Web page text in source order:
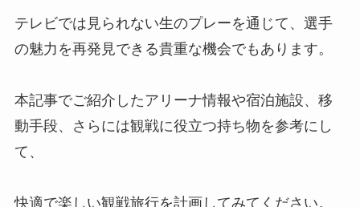
沖縄サントリーアリーナアクセス情報ま
剣な姿を間近で感じられる特別な体験です。